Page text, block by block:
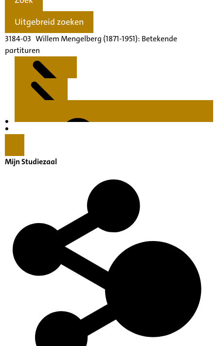
Uitgebreid zoeken
3184-03 Willem Mengelberg (1871-1951): Betekende
partituren
Mijn Studiezaal